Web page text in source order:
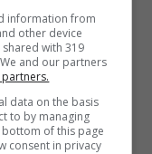
a
anche se
information from
other device
with 319
and our partners
data on the basis
to by managing
of this page
consent in privacy